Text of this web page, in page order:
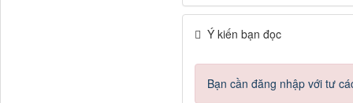
Ý kiến bạn đọc
Bạn cần đăng nhập với tư